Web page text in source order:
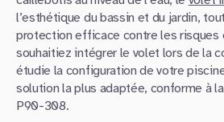
l’esthétique du bassin et du jardin,
protection efficace contre les risques
souhaitiez intégrer le volet lors de la
étudie la configuration de votre
solution la plus adaptée, conforme à
P90-308.